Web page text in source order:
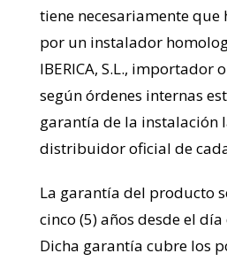
tiene necesariamente
por un instalador
IBERICA, S.L.,
según órdenes internas
garantía de la instalación
distribuidor oficial de
La garantía del producto
cinco (5) años desde el
Dicha garantía cubre los